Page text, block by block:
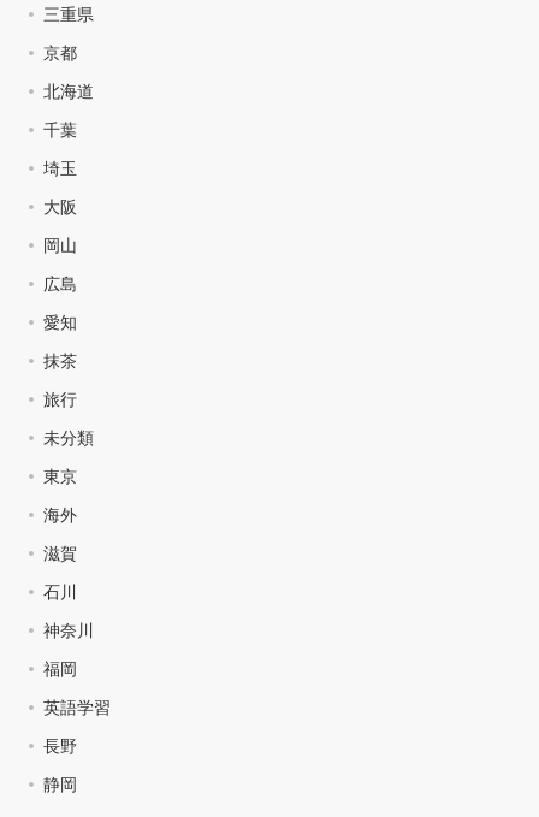
三重県
京都
北海道
千葉
埼玉
大阪
岡山
広島
愛知
抹茶
旅行
未分類
東京
海外
滋賀
石川
神奈川
福岡
英語学習
長野
静岡